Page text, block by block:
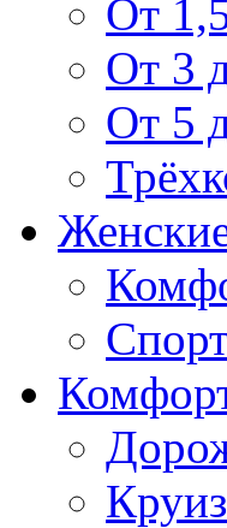
От
От 3
От 5